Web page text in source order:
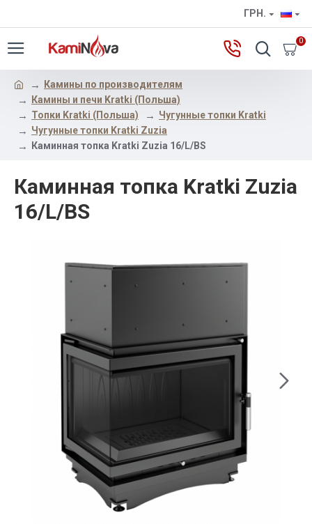
ГРН.
0
Камины по производителям
Камины и печи Kratki (Польша)
Топки Kratki (Польша)
Чугунные топки Kratki
Чугунные топки Kratki Zuzia
Каминная топка Kratki Zuzia 16/L/BS
Каминная топка Kratki Zuzia
16/L/BS